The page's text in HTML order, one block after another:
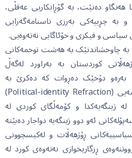
دەنێت، بە گۆڕانکاریی عەقڵی،
بە چڕییەکی بەرزی ناسنامەگەرایی
سیاسی و فیکری و خۆئاگایی نەتەوەیی.
بە چاوخشاندنێک بە هەشت توخمەکانی
کوردستان بە بەراورد لەگەڵ
بەرەو دۆخێک دەڕوات کە دەکرێ بە
سەرشکستی سیاسی-ناسنامەیی (Political-identity Refraction)
ژینگەیەکدا و کۆمەڵگای کوردی لە
ئەو دوو ژینگەیە دواجار دەبێتە
ڕۆژهەڵات و لەکیسچوونی
ڕزگاریخوازی نەتەوەی کورد لە